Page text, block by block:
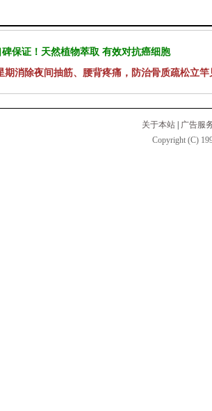
保证！天然植物萃取 有效对抗癌细胞
期消除夜间抽筋、腰背疼痛，防治骨质疏松立竿
关于本站
广告服
Copyright (C)